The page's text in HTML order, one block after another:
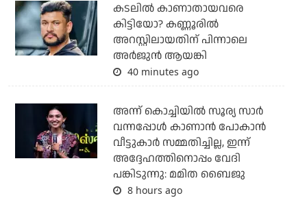
കടലില്‍ കാണാതായവരെ
കിട്ടിയോ? കണ്ണൂരില്‍
അറസ്റ്റിലായതിന് പിന്നാലെ
അര്‍ജുന്‍ ആയങ്കി
40 minutes ago
അന്ന് കൊച്ചിയില്‍ സൂര്യ സാര്‍
വന്നപ്പോള്‍ കാണാന്‍ പോകാന്‍
വീട്ടുകാര്‍ സമ്മതിച്ചില്ല, ഇന്ന്
അദ്ദേഹത്തിനൊപ്പം വേദി
പങ്കിടുന്നു: മമിത ബൈജു
8 hours ago